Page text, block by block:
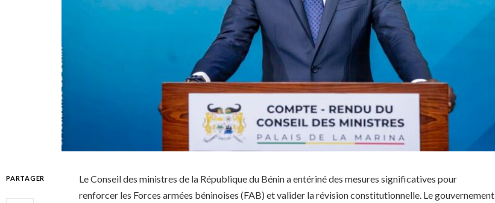
PARTAGER
Le Conseil des ministres de la République du Bénin a entériné des mesures significatives pour
renforcer les Forces armées béninoises (FAB) et valider la révision constitutionnelle. Le gouvernement